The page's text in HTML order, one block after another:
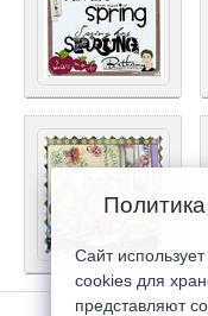
Сайт
cookies для
представляют